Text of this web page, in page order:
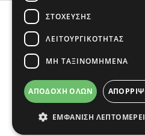
Αριθμός
COPYRIGHT © 2026
ΣΤΌΧΕΥΣΗΣ
ΛΕΙΤΟΥΡΓΙΚΌΤΗΤΑΣ
ΜΗ ΤΑΞΙΝΟΜΗΜΈΝΑ
ΑΠΟΔΟΧΉ ΌΛΩΝ
ΕΜΦΆΝΙΣΗ